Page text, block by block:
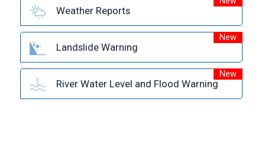
Weather Reports
Landslide Warning
New
River Water Level and Flood Warning
New